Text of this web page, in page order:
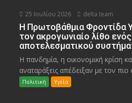
25 Ιουλίου 2026 delta team
Η Πρωτοβάθμια Φροντίδα
τον ακρογωνιαίο λίθο ενός
αποτελεσματικού
Η πανδημία, η οικονομική κρίση
αναταράξεις απέδειξαν με τον
Πολιτική Υγεία